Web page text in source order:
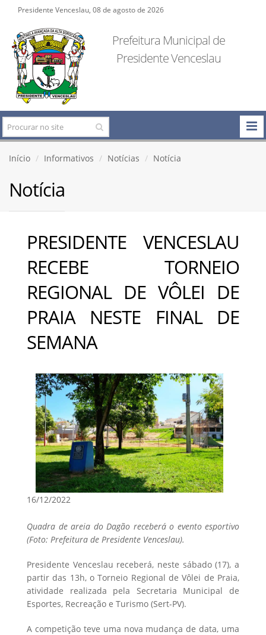
Presidente Venceslau, 08 de agosto de 2026
Prefeitura Municipal de
Presidente Venceslau
Início Informativos Notícias Notícia
Notícia
PRESIDENTE VENCESLAU
RECEBE TORNEIO
REGIONAL DE VÔLEI DE
PRAIA NESTE FINAL DE
SEMANA
16/12/2022
Quadra de areia do Dagão receberá o evento esportivo
(Foto: Prefeitura de Presidente Venceslau).
Presidente Venceslau receberá, neste sábado (17), a
partir das 13h, o Torneio Regional de Vôlei de Praia,
atividade realizada pela Secretaria Municipal de
Esportes, Recreação e Turismo (Sert-PV).
A competição teve uma nova mudança de data, uma